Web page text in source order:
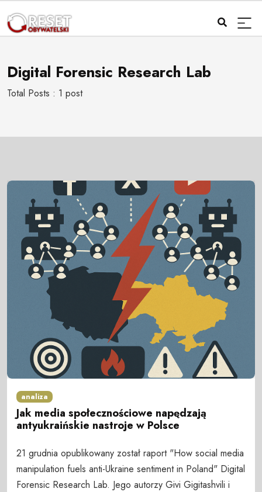
Digital Forensic Research Lab
Total Posts : 1 post
analiza
Jak media społecznościowe napędzają
antyukraińskie nastroje w Polsce
21 grudnia opublikowany został raport "How social media
manipulation fuels anti-Ukraine sentiment in Poland" Digital
Forensic Research Lab. Jego autorzy Givi Gigitashvili i